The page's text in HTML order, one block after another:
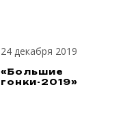
24 декабря 2019
«Большие
гонки-2019»